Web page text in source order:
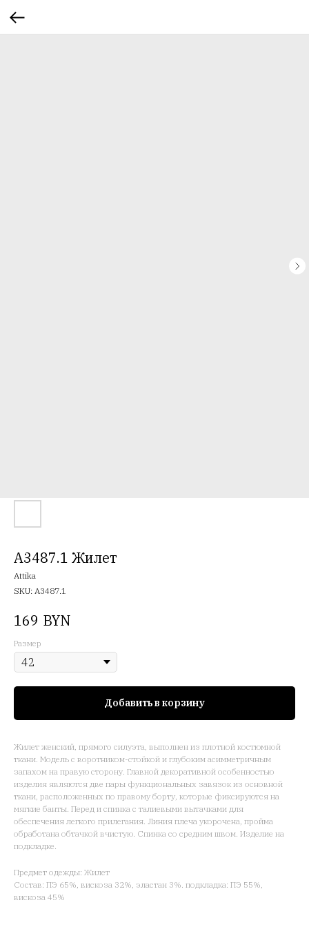
A3487.1 Жилет
Attika
SKU: A3487.1
169 BYN
Размер
Добавить в корзину
Жилет женский, прямого силуэта, выполнен из плотной костюмной
ткани. Модель с воротником-стойкой и глубоким асимметричным
запахом на правую сторону. Главной декоративной особенностью
изделия являются две пары функциональных завязок из основной
ткани, расположенных по правому борту, которые фиксируются на
мягкие банты. Перед и спинка с талиевыми вытачками для
обеспечения легкого прилегания. Линия плеча укорочена, пройма
обработана обтачкой вчистую. Спинка со средним швом. Изделие на
подкладке.
Предмет одежды: Жилет
Состав: ПЭ 65%, вискоза 32%, эластан 3%. подкладка: ПЭ 55%,
вискоза 45%